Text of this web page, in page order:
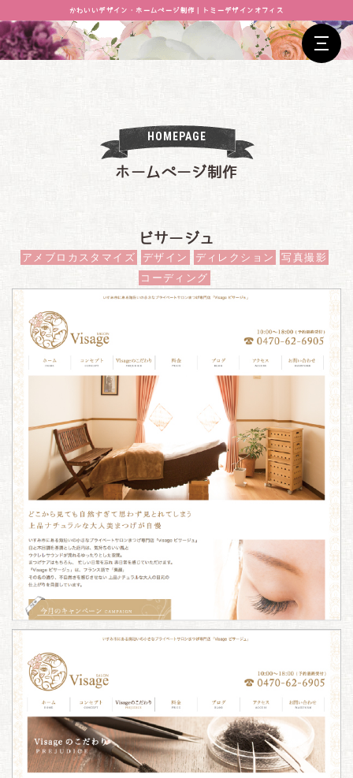
かわいいデザイン・ホームページ制作｜トミーデザインオフィス
HOMEPAGE
ホームページ制作
ビサージュ
アメブロカスタマイズ デザイン ディレクション
写真撮影
コーディング